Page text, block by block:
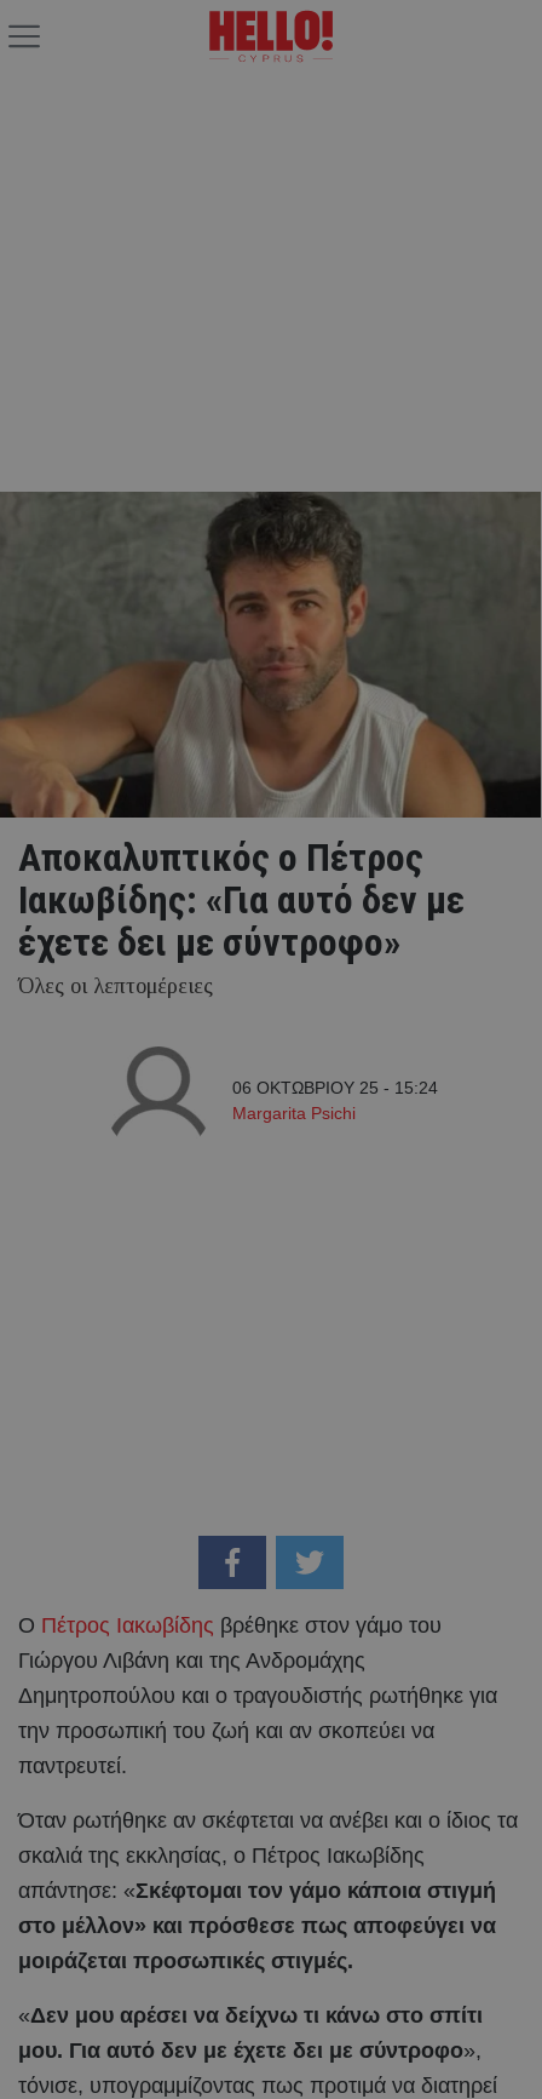
Αποκαλυπτικός ο Πέτρος
Ιακωβίδης: «Για αυτό δεν με
έχετε δει με σύντροφο»
Όλες οι λεπτομέρειες
06 ΟΚΤΩΒΡΙΟΥ 25 - 15:24
Margarita Psichi
Ο Πέτρος Ιακωβίδης βρέθηκε στον γάμο του
Γιώργου Λιβάνη και της Ανδρομάχης
Δημητροπούλου και ο τραγουδιστής ρωτήθηκε για
την προσωπική του ζωή και αν σκοπεύει να
παντρευτεί.
Όταν ρωτήθηκε αν σκέφτεται να ανέβει και ο ίδιος τα
σκαλιά της εκκλησίας, ο Πέτρος Ιακωβίδης
απάντησε: «Σκέφτομαι τον γάμο κάποια στιγμή
στο μέλλον» και πρόσθεσε πως αποφεύγει να
μοιράζεται προσωπικές στιγμές.
«Δεν μου αρέσει να δείχνω τι κάνω στο σπίτι
μου. Για αυτό δεν με έχετε δει με σύντροφο»,
τόνισε, υπογραμμίζοντας πως προτιμά να διατηρεί